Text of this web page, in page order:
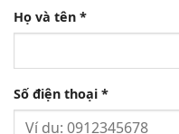
Họ và tên *
Số điện thoại *